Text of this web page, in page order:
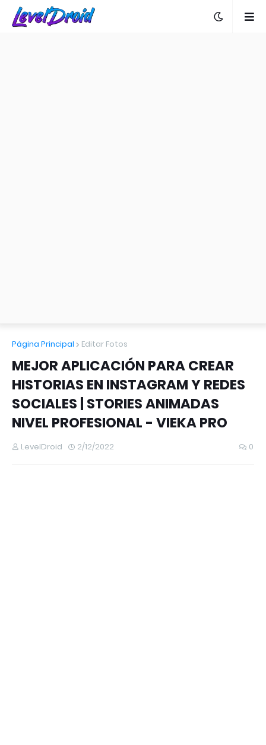
Página Principal Editar Fotos
MEJOR APLICACIÓN PARA CREAR
HISTORIAS EN INSTAGRAM Y REDES
SOCIALES | STORIES ANIMADAS
NIVEL PROFESIONAL - VIEKA PRO
LevelDroid 2/12/2022 0